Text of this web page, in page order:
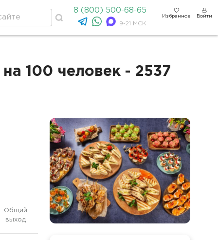
8 (800) 500-68-65
9-21 МСК
Избранное Войти
100 человек - 2537
Общий
выход